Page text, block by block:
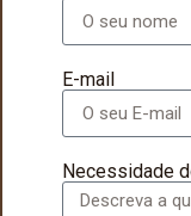
E-mail
Necessidade